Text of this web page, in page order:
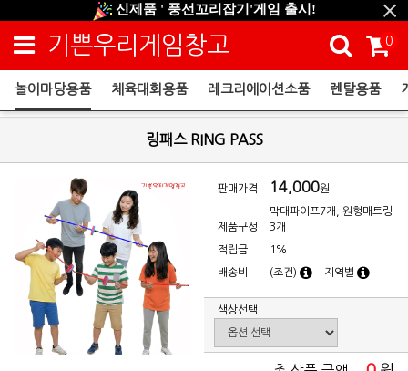
신제품 ' 풍선꼬리잡기'게임 출시!
신규회원 HAPPY EVENT 적립금 5,000원 증정
❤ 신제품 ' 컬링&볼링 ' 출시! ❤
기쁜우리게임창고 0
놀이마당용품 체육대회용품 레크리에이션소품 렌탈용품
링패스 RING PASS
판매가격 14,000원
제품구성
막대파이프7개, 원형매트링
3개
적립금 1%
배송비 (조건) 지역별
색상선택